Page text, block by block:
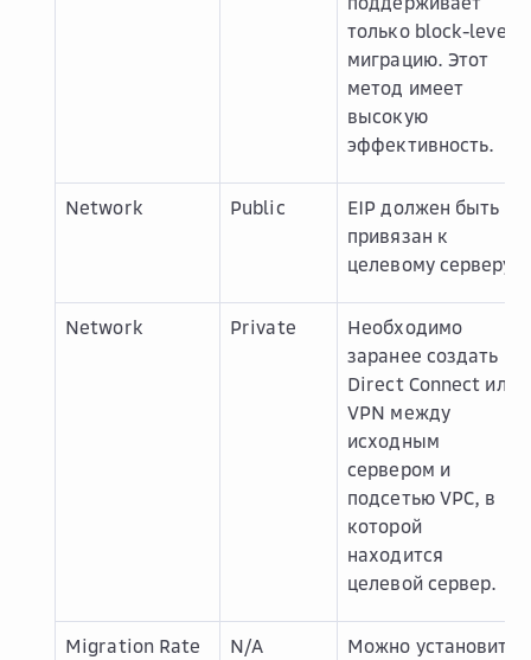
только block-level
миграцию. Этот
метод имеет
высокую
эффективность.
Network Public
EIP должен быть
привязан к
целевому серверу.
Network Private
Необходимо
заранее создать
Direct Connect или
VPN между
исходным
сервером и
подсетью VPC, в
которой
находится
целевой сервер.
Migration Rate
N/A
Можно установить